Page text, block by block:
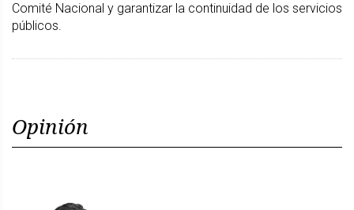
Comité Nacional y garantizar la continuidad de los servicios
públicos.
Opinión